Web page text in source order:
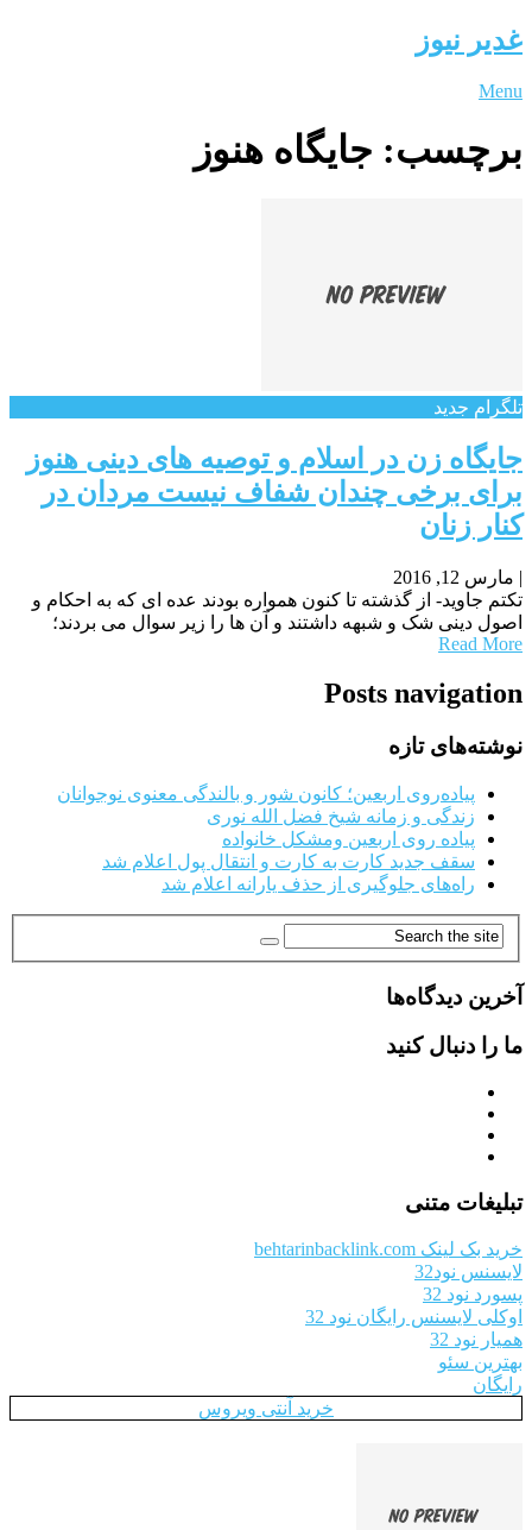
غدیر نیوز
Menu
برچسب: جایگاه هنوز
تلگرام جدید
جایگاه زن در اسلام و توصیه های دینی هنوز
برای برخی چندان شفاف نیست مردان در
کنار زنان
| مارس 12, 2016
تکتم جاوید- از گذشته تا کنون همواره بودند عده ای که به احکام و
اصول دینی شک و شبهه داشتند و آن ها را زیر سوال می بردند؛
Read More
Posts navigation
نوشته‌های تازه
پیاده‌روی اربعین؛ کانون شور و بالندگی معنوی نوجوانان
زندگی و زمانه شیخ فضل الله نوری
پیاده روی اربعین ومشکل خانواده
سقف جدید کارت به کارت و انتقال پول اعلام شد
راه‌های جلوگیری از حذف یارانه اعلام شد
آخرین دیدگاه‌ها
ما را دنبال کنید
تبلیغات متنی
خرید بک لینک behtarinbacklink.com
لایسنس نود32
پسورد نود 32
اوکلی لایسنس رایگان نود 32
همیار نود 32
بهترین سئو
رایگان
خرید آنتی ویروس